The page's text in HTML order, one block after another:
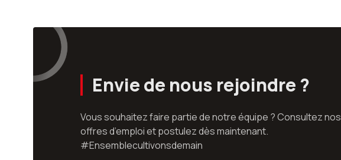
Envie de nous rejoindre ?
Vous souhaitez faire partie de notre équipe ? Consultez nos
offres d’emploi et postulez dès maintenant.
#Ensemblecultivonsdemain